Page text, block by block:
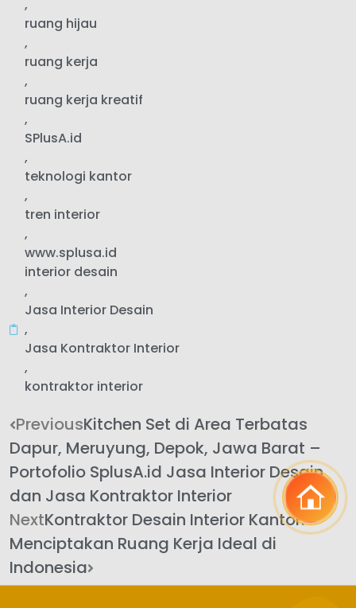
,
ruang hijau
,
ruang kerja
,
ruang kerja kreatif
,
SPlusA.id
,
teknologi kantor
,
tren interior
,
www.splusa.id
interior desain
,
Jasa Interior Desain
,
Jasa Kontraktor Interior
,
kontraktor interior
PreviousKitchen Set di Area Terbatas
Dapur, Meruyung, Depok, Jawa Barat –
Portofolio SplusA.id Jasa Interior Desain
dan Jasa Kontraktor Interior
NextKontraktor Desain Interior Kantor:
Menciptakan Ruang Kerja Ideal di
Indonesia